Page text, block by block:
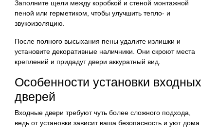
Заполните щели между коробкой и стеной монтажной
пеной или герметиком, чтобы улучшить тепло- и
звукоизоляцию.
После полного высыхания пены удалите излишки и
установите декоративные наличники. Они скроют места
креплений и придадут двери аккуратный вид.
Особенности установки входных
дверей
Входные двери требуют чуть более сложного подхода,
ведь от установки зависит ваша безопасность и уют дома.